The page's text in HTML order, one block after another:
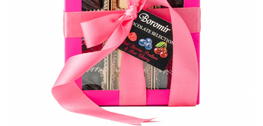
Cozonac Collection
Cozonac Cadou
Cozonac cu Unt
Cozonac Royal
Cozonac Mos Craciun
Cozonac Duofino
Cozonac Imperial